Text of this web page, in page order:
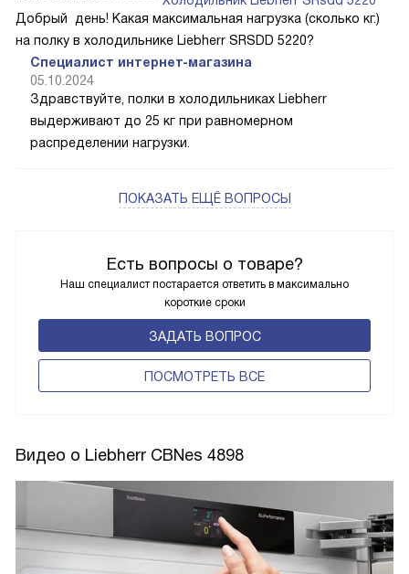
Есть вопросы о товаре?
Наш специалист постарается ответить в максимально
короткие сроки
ЗАДАТЬ ВОПРОС
ПОCМОТРЕТЬ ВСЕ
Добрый день! Какая максимальная нагрузка (сколько кг.)
на полку в холодильнике Liebherr SRSDD 5220?
Специалист интернет-магазина
05.10.2024
Здравствуйте, полки в холодильниках Liebherr
выдерживают до 25 кг при равномерном
распределении нагрузки.
ПОКАЗАТЬ ЕЩЁ ВОПРОСЫ
Видео о Liebherr CBNes 4898